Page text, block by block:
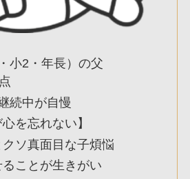
小2・年長）の父
続中が自慢
を忘れない】
ソ真面目な子煩悩
ことが生きがい